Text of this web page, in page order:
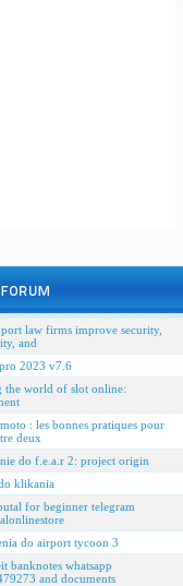
law firms improve security,
and
2023 v7.6
the world of slot online:
: les bonnes pratiques pour
deux
do f.e.a.r 2: project origin
klikania
for beginner telegram
do airport tycoon 3
banknotes whatsapp
and documents